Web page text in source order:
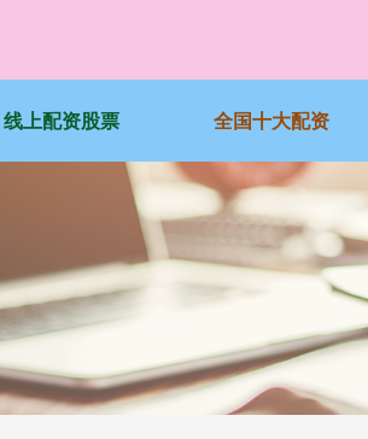
线上配资股票 全国十大配资